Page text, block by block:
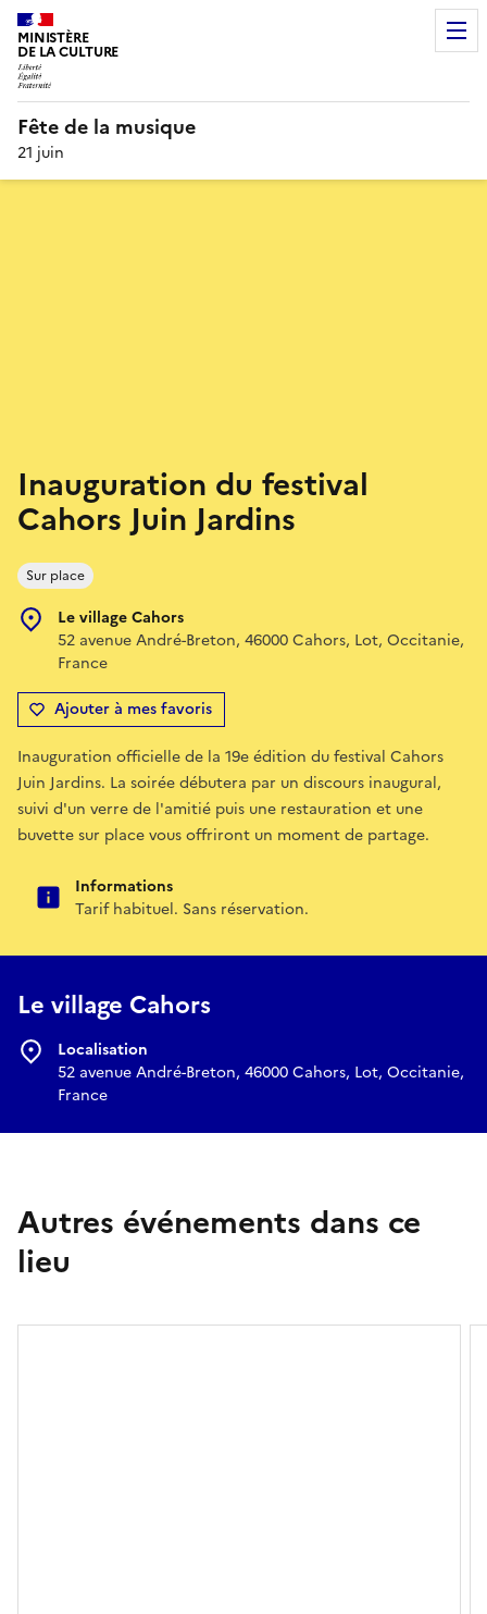
MINISTÈRE
DE LA CULTURE
Fête de la musique
21 juin
Inauguration du festival
Cahors Juin Jardins
Sur place
Le village Cahors
52 avenue André-Breton, 46000 Cahors, Lot, Occitanie,
France
Ajouter à mes favoris
Inauguration officielle de la 19e édition du festival Cahors
Juin Jardins. La soirée débutera par un discours inaugural,
suivi d'un verre de l'amitié puis une restauration et une
buvette sur place vous offriront un moment de partage.
Informations
Tarif habituel. Sans réservation.
Le village Cahors
Localisation
52 avenue André-Breton, 46000 Cahors, Lot, Occitanie,
France
Autres événements dans ce
lieu